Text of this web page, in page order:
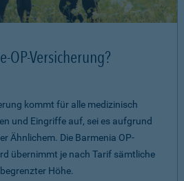
OP-Versicherung?
kommt für alle medizinisch
und Eingriffe auf, sei es aufgrund
Ähnlichem. Die Barmenia OP-
übernimmt je nach Tarif sämtliche
Höhe.